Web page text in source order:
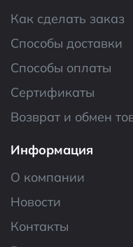
Как сделать заказ
Способы доставки
Способы оплаты
Сертификаты
Возврат и обмен
Информация
О компании
Новости
Контакты